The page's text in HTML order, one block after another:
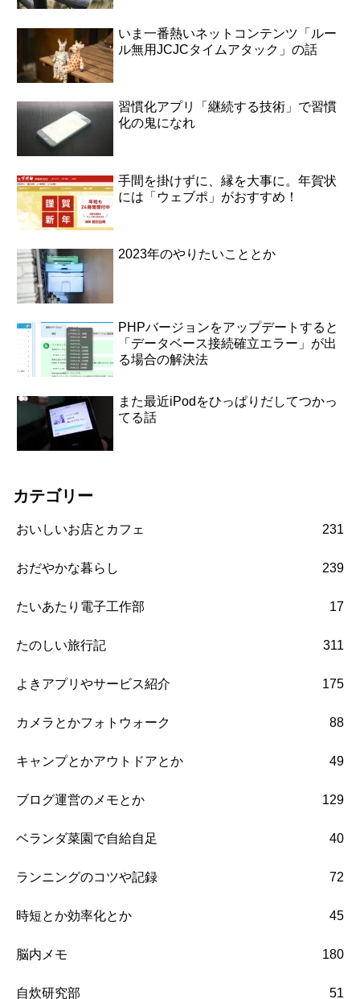
いま一番熱いネットコンテンツ「ルー
ル無用JCJCタイムアタック」の話
習慣化アプリ「継続する技術」で習慣
化の鬼になれ
手間を掛けずに、縁を大事に。年賀状
には「ウェブポ」がおすすめ！
2023年のやりたいこととか
PHPバージョンをアップデートすると
「データベース接続確立エラー」が出
る場合の解決法
また最近iPodをひっぱりだしてつかっ
てる話
カテゴリー
おいしいお店とカフェ 231
おだやかな暮らし 239
たいあたり電子工作部 17
たのしい旅行記 311
よきアプリやサービス紹介 175
カメラとかフォトウォーク 88
キャンプとかアウトドアとか 49
ブログ運営のメモとか 129
ベランダ菜園で自給自足 40
ランニングのコツや記録 72
時短とか効率化とか 45
脳内メモ 180
自炊研究部 51